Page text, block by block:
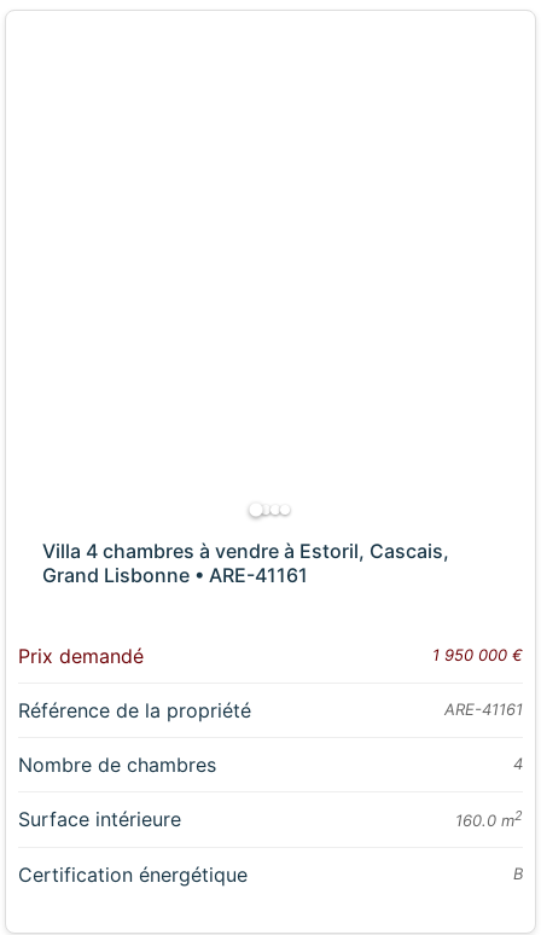
Villa 4 chambres à vendre à Estoril, Cascais,
Grand Lisbonne • ARE-41161
Prix demandé 1 950 000 €
Référence de la propriété ARE-41161
Nombre de chambres 4
Surface intérieure 160.0 m2
Certification énergétique B